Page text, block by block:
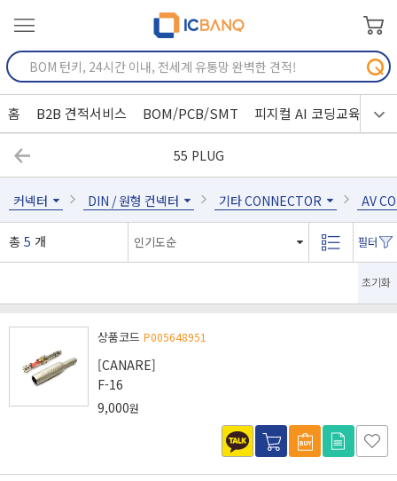
홈 B2B 견적서비스 BOM/PCB/SMT 피지컬 AI 코딩교육
55 PLUG
커넥터 DIN / 원형 컨넥터 기타 CONNECTOR AV
총 5 개
초기화
상품코드 P005648951
[CANARE]
F-16
9,000원